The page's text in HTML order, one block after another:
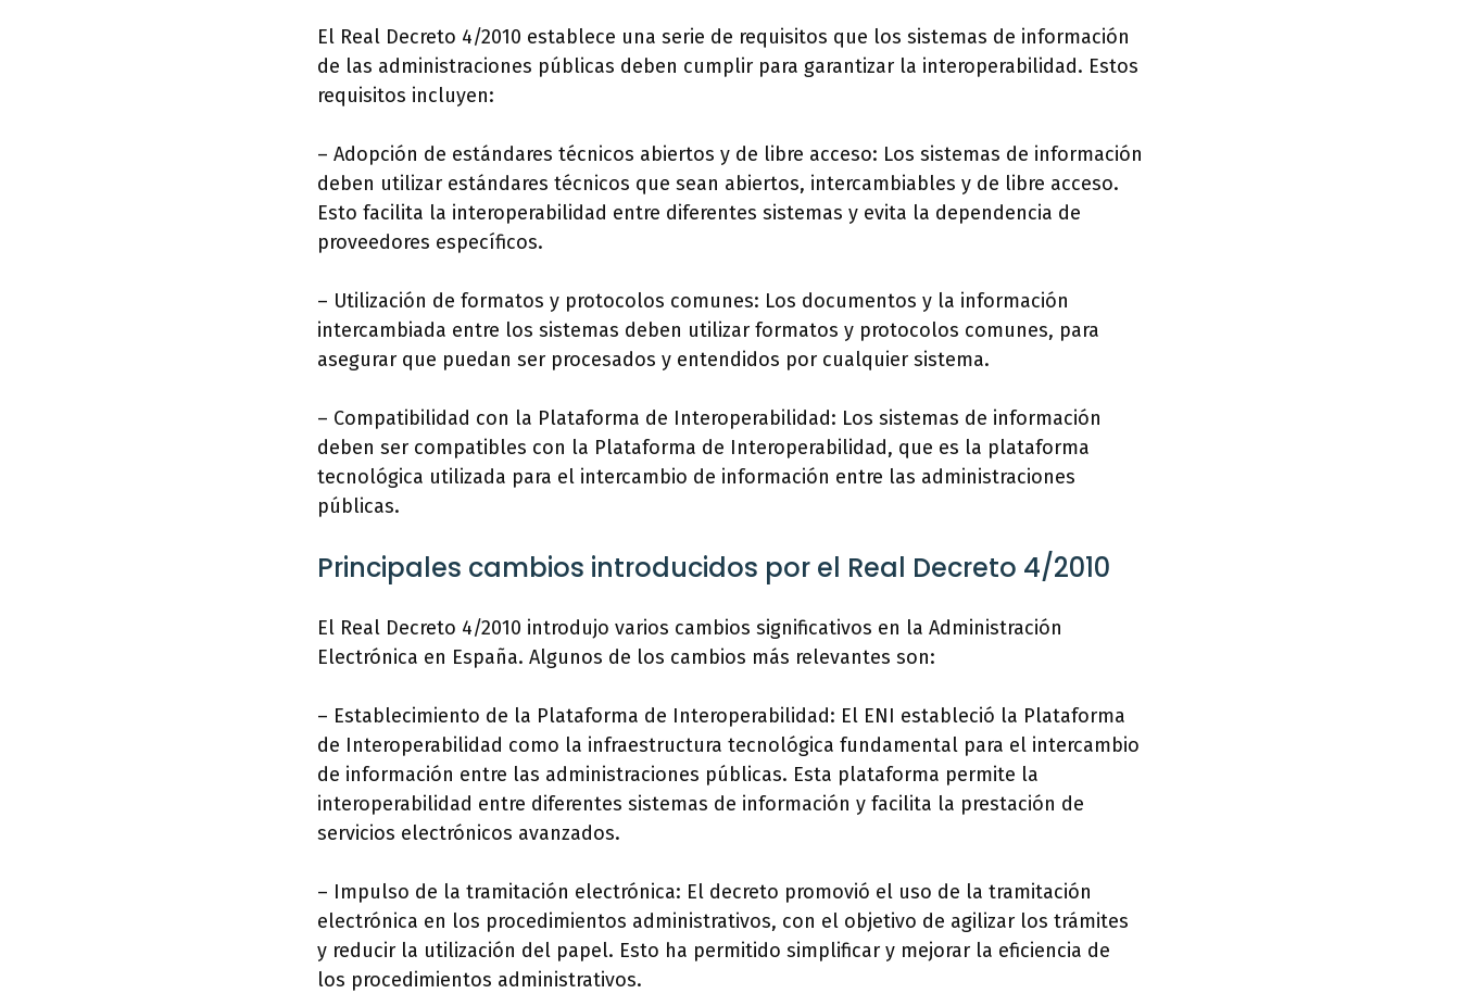
El Real Decreto 4/2010 establece una serie de requisitos que los sistemas de información
de las administraciones públicas deben cumplir para garantizar la interoperabilidad. Estos
requisitos incluyen:
– Adopción de estándares técnicos abiertos y de libre acceso: Los sistemas de información
deben utilizar estándares técnicos que sean abiertos, intercambiables y de libre acceso.
Esto facilita la interoperabilidad entre diferentes sistemas y evita la dependencia de
proveedores específicos.
– Utilización de formatos y protocolos comunes: Los documentos y la información
intercambiada entre los sistemas deben utilizar formatos y protocolos comunes, para
asegurar que puedan ser procesados y entendidos por cualquier sistema.
– Compatibilidad con la Plataforma de Interoperabilidad: Los sistemas de información
deben ser compatibles con la Plataforma de Interoperabilidad, que es la plataforma
tecnológica utilizada para el intercambio de información entre las administraciones
públicas.
Principales cambios introducidos por el Real Decreto 4/2010
El Real Decreto 4/2010 introdujo varios cambios significativos en la Administración
Electrónica en España. Algunos de los cambios más relevantes son:
– Establecimiento de la Plataforma de Interoperabilidad: El ENI estableció la Plataforma
de Interoperabilidad como la infraestructura tecnológica fundamental para el intercambio
de información entre las administraciones públicas. Esta plataforma permite la
interoperabilidad entre diferentes sistemas de información y facilita la prestación de
servicios electrónicos avanzados.
– Impulso de la tramitación electrónica: El decreto promovió el uso de la tramitación
electrónica en los procedimientos administrativos, con el objetivo de agilizar los trámites
y reducir la utilización del papel. Esto ha permitido simplificar y mejorar la eficiencia de
los procedimientos administrativos.